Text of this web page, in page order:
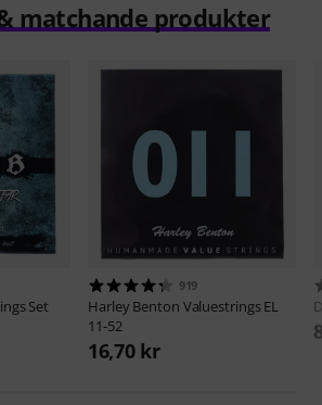
matchande produkter
Set
919
Harley Benton Valuestrings EL
11-52
16,70 kr